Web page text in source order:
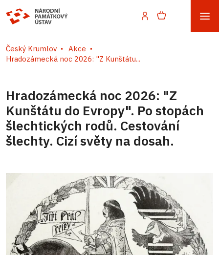
Český Krumlov
Akce
Hradozámecká noc 2026: "Z Kunštátu...
Hradozámecká noc 2026: "Z
Kunštátu do Evropy". Po stopách
šlechtických rodů. Cestování
šlechty. Cizí světy na dosah.